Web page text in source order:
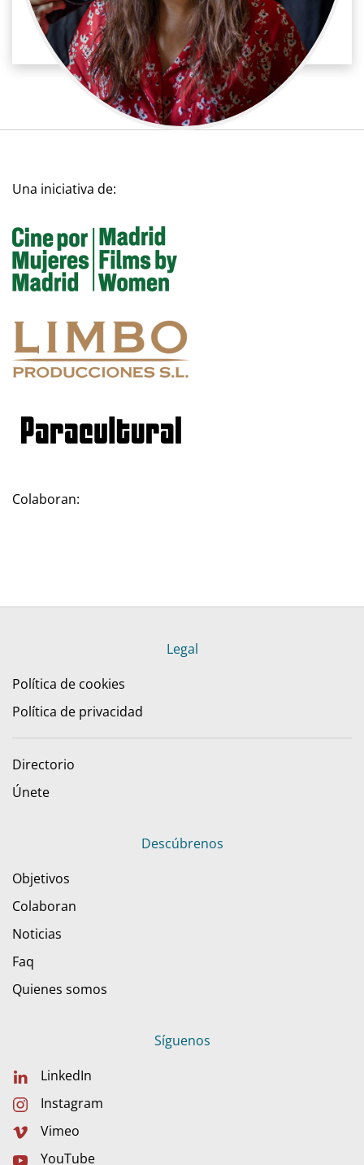
Televisión / Fotografía
Foto fija
Una iniciativa de:
Colaboran:
Legal
Política de cookies
Política de privacidad
Directorio
Únete
Descúbrenos
Objetivos
Colaboran
Noticias
Faq
Quienes somos
Síguenos
LinkedIn
Instagram
Vimeo
YouTube